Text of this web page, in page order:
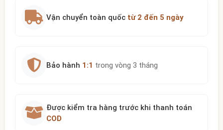
Vận chuyển toàn quốc từ 2 đến 5 ngày
Bảo hành 1:1 trong vòng 3 tháng
Được kiểm tra hàng trước khi thanh toán
COD